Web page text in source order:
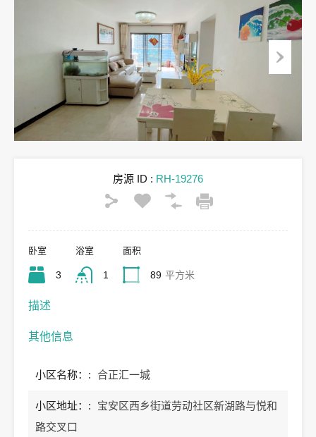
房源 ID : RH-19276
卧室
3
浴室
1
面积
89 平方米
描述
其他信息
小区名称：: 合正汇一城
小区地址：:
宝安区西乡街道劳动社区新湖路与悦和
路交叉口